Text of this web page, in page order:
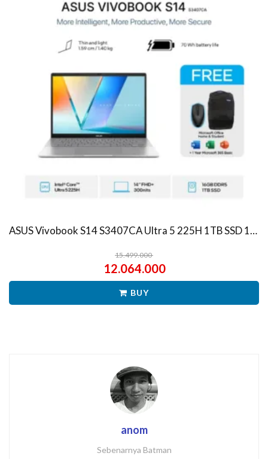
ASUS Vivobook S14 S3407CA Ultra 5 225H 1TB SSD 16GB WUXGA IPS Win11+OHS
15.499.000
12.064.000
BUY
anom
Sebenarnya Batman